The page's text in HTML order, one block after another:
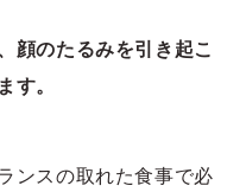
顔のたるみを引き起こ
。
ンスの取れた食事で必